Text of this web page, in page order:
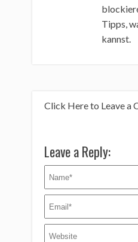
Tipps,
kannst.
Click Here to Leave a
Leave a Reply: